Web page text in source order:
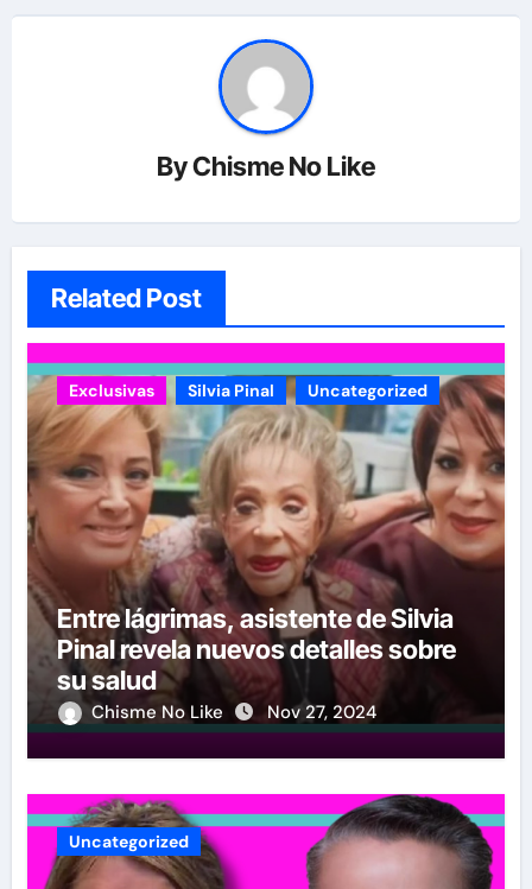
ByChisme No Like
Related Post
Exclusivas Silvia Pinal Uncategorized
Entre lágrimas, asistente de Silvia
Pinal revela nuevos detalles sobre
su salud
Chisme No Like Nov 27, 2024
Uncategorized